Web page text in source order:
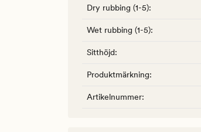
Dry rubbing (1-5):
Wet rubbing (1-5):
Sitthöjd:
Produktmärkning:
Artikelnummer: